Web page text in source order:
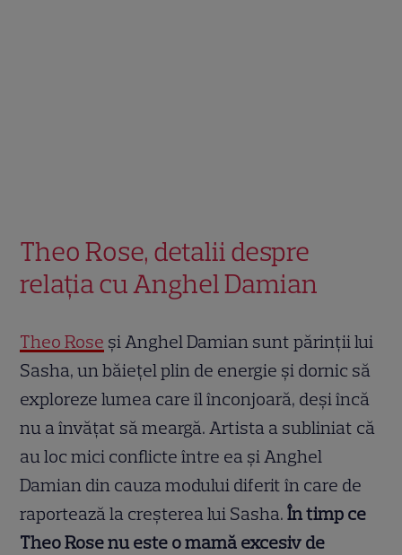
Theo Rose, detalii despre
relația cu Anghel Damian
Theo Rose și Anghel Damian sunt părinții lui
Sasha, un băiețel plin de energie și dornic să
exploreze lumea care îl înconjoară, deși încă
nu a învățat să meargă. Artista a subliniat că
au loc mici conflicte între ea și Anghel
Damian din cauza modului diferit în care de
raportează la creșterea lui Sasha. În timp ce
Theo Rose nu este o mamă excesiv de